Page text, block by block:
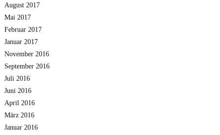
August 2017
Mai 2017
Februar 2017
Januar 2017
November 2016
September 2016
Juli 2016
Juni 2016
April 2016
März 2016
Januar 2016